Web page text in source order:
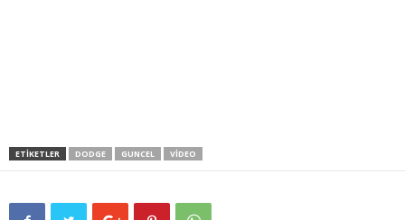
ETIKETLER DODGE GUNCEL VIDEO